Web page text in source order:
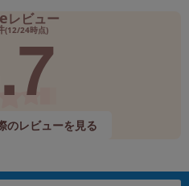
レビュー
(12/24時点)
のレビューを見る